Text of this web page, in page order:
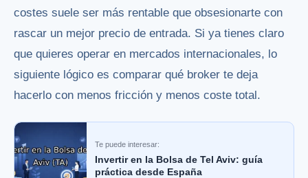
costes suele ser más rentable que obsesionarte con
rascar un mejor precio de entrada. Si ya tienes claro
que quieres operar en mercados internacionales, lo
siguiente lógico es comparar qué broker te deja
hacerlo con menos fricción y menos coste total.
Te puede interesar:
Invertir en la Bolsa de Tel Aviv: guía
práctica desde España